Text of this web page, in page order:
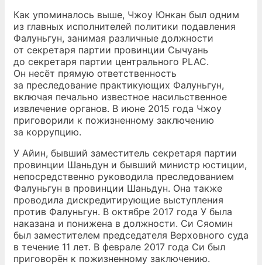
Как упоминалось выше, Чжоу Юнкан был одним
из главных исполнителей политики подавления
Фалуньгун, занимая различные должности
от секретаря партии провинции Сычуань
до секретаря партии центрального PLAC.
Он несёт прямую ответственность
за преследование практикующих Фалуньгун,
включая печально известное насильственное
извлечение органов. В июне 2015 года Чжоу
приговорили к пожизненному заключению
за коррупцию.
У Айин, бывший заместитель секретаря партии
провинции Шаньдун и бывший министр юстиции,
непосредственно руководила преследованием
Фалуньгун в провинции Шаньдун. Она также
проводила дискредитирующие выступления
против Фалуньгун. В октябре 2017 года У была
наказана и понижена в должности. Си Сяомин
был заместителем председателя Верховного суда
в течение 11 лет. В феврале 2017 года Си был
приговорён к пожизненному заключению.